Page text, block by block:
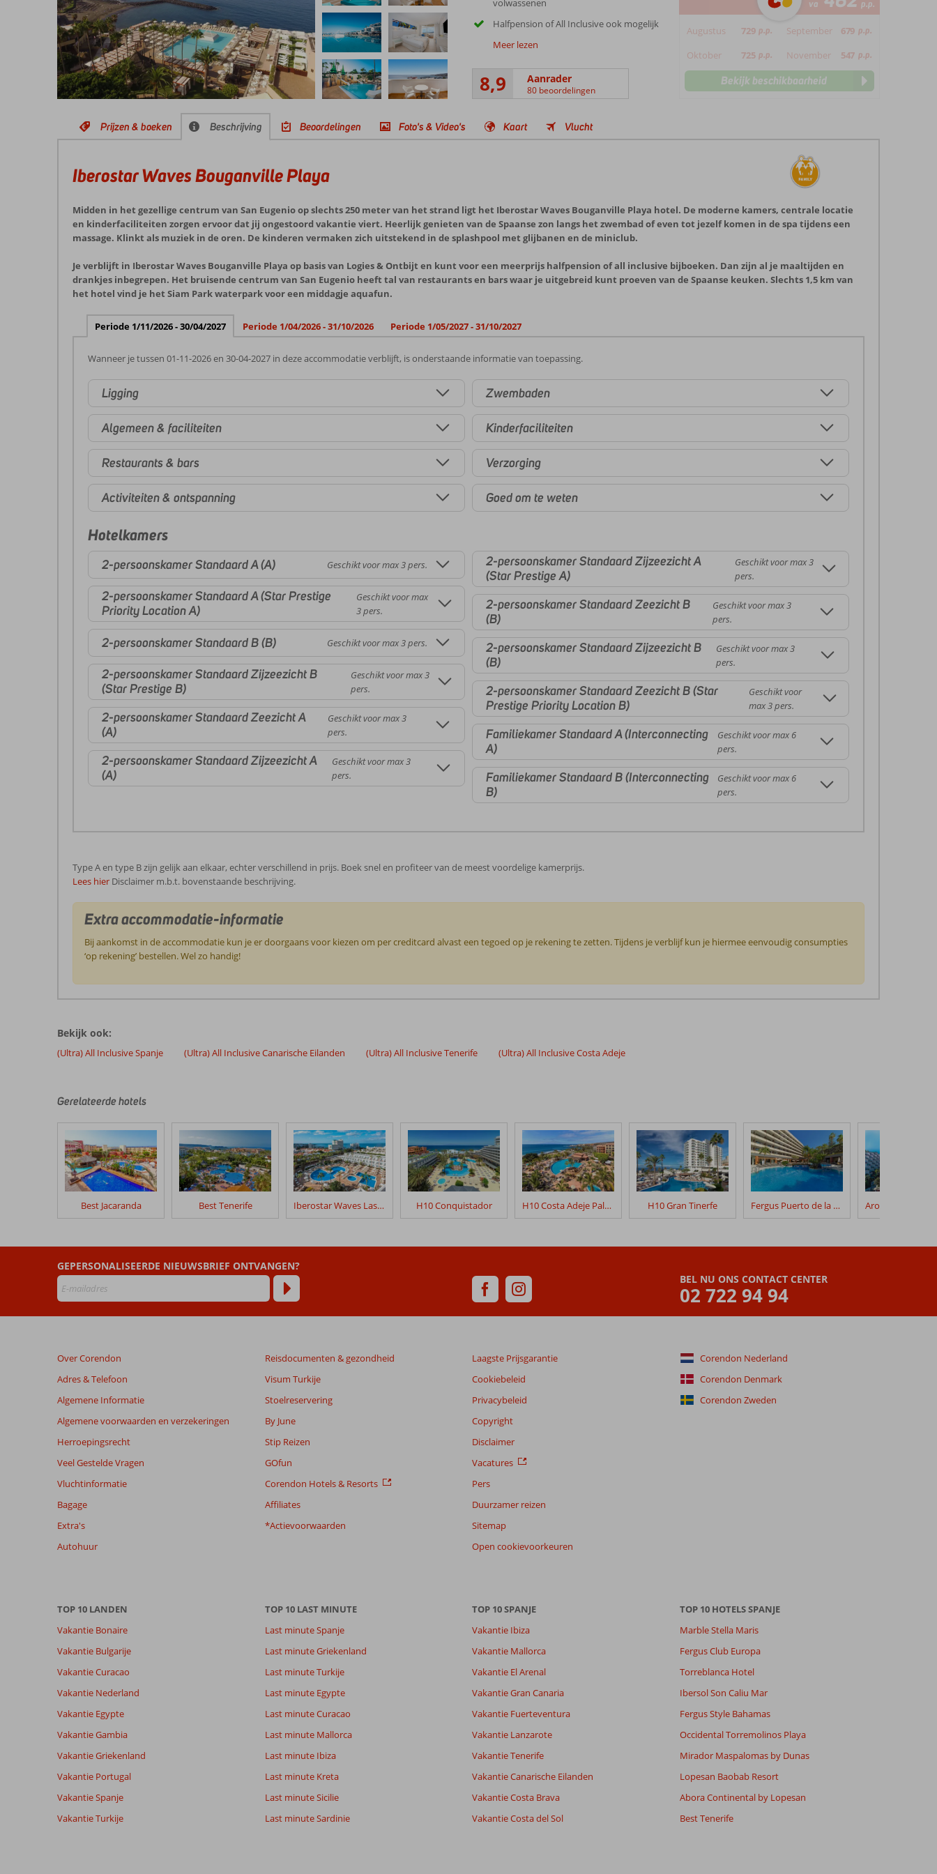
volwassenen
Halfpension of All Inclusive ook mogelijk
Meer lezen
8,9 Aanrader
80 beoordelingen
va p.p.
Augustus 729 p.p. September 679 p.p.
Oktober 725 p.p. November 547 p.p.
Bekijk beschikbaarheid
Prijzen & boeken Beschrijving Beoordelingen Foto's & Video's Kaart Vlucht
Iberostar Waves Bouganville Playa
Midden in het gezellige centrum van San Eugenio op slechts 250 meter van het strand ligt het Iberostar Waves Bouganville Playa hotel. De moderne kamers, centrale locatie
en kinderfaciliteiten zorgen ervoor dat jij ongestoord vakantie viert. Heerlijk genieten van de Spaanse zon langs het zwembad of even tot jezelf komen in de spa tijdens een
massage. Klinkt als muziek in de oren. De kinderen vermaken zich uitstekend in de splashpool met glijbanen en de miniclub.
Je verblijft in Iberostar Waves Bouganville Playa op basis van Logies & Ontbijt en kunt voor een meerprijs halfpension of all inclusive bijboeken. Dan zijn al je maaltijden en
drankjes inbegrepen. Het bruisende centrum van San Eugenio heeft tal van restaurants en bars waar je uitgebreid kunt proeven van de Spaanse keuken. Slechts 1,5 km van
het hotel vind je het Siam Park waterpark voor een middagje aquafun.
Periode 1/11/2026 - 30/04/2027 Periode 1/04/2026 - 31/10/2026 Periode 1/05/2027 - 31/10/2027
Wanneer je tussen 01-11-2026 en 30-04-2027 in deze accommodatie verblijft, is onderstaande informatie van toepassing.
Ligging
Algemeen & faciliteiten
Restaurants & bars
Activiteiten & ontspanning
Zwembaden
Kinderfaciliteiten
Verzorging
Goed om te weten
Hotelkamers
2-persoonskamer Standaard A (A) Geschikt voor max 3 pers.
2-persoonskamer Standaard A (Star Prestige
Priority Location A)
Geschikt voor max
3 pers.
2-persoonskamer Standaard B (B) Geschikt voor max 3 pers.
2-persoonskamer Standaard Zijzeezicht B
(Star Prestige B)
Geschikt voor max 3
pers.
2-persoonskamer Standaard Zeezicht A
(A)
Geschikt voor max 3
pers.
2-persoonskamer Standaard Zijzeezicht A
(A)
Geschikt voor max 3
pers.
2-persoonskamer Standaard Zijzeezicht A
(Star Prestige A)
Geschikt voor max 3
pers.
2-persoonskamer Standaard Zeezicht B
(B)
Geschikt voor max 3
pers.
2-persoonskamer Standaard Zijzeezicht B
(B)
Geschikt voor max 3
pers.
2-persoonskamer Standaard Zeezicht B (Star
Prestige Priority Location B)
Geschikt voor
max 3 pers.
Familiekamer Standaard A (Interconnecting
A)
Geschikt voor max 6
pers.
Familiekamer Standaard B (Interconnecting
B)
Geschikt voor max 6
pers.
Type A en type B zijn gelijk aan elkaar, echter verschillend in prijs. Boek snel en profiteer van de meest voordelige kamerprijs.
Lees hier Disclaimer m.b.t. bovenstaande beschrijving.
Extra accommodatie-informatie
Bij aankomst in de accommodatie kun je er doorgaans voor kiezen om per creditcard alvast een tegoed op je rekening te zetten. Tijdens je verblijf kun je hiermee eenvoudig consumpties
‘op rekening’ bestellen. Wel zo handig!
door
onze
klanten
hun
Iberostar
Waves
Bouganville
Playa
Beoordelingen
ouder
zijn
dan
48
maanden
worden
weergegeven
om
relevantie
van
getoonde
beoordelingen
garanderen.
Gebaseerd op:
808,9
Aanrader
Eten
9,2
Kindvriendelijk
9,1
Wifi kwaliteit
8,5
Ervaringen
van onze
klanten
Taal
Filter reisgezelschap
Alle
Sorteren op
datum (nieuw > oud)
9,0
Nederland
Over
Costa
Algemene indruk
Ligging
Bekijk ook:
(Ultra) All Inclusive Spanje (Ultra) All Inclusive Canarische Eilanden (Ultra) All Inclusive Tenerife (Ultra) All Inclusive Costa Adeje
Gerelateerde hotels
Best Jacaranda Best Tenerife Iberostar Waves Las Dalias H10 Conquistador H10 Costa Adeje Palace H10 Gran Tinerfe Fergus Puerto de la Cruz
BEL NU ONS CONTACT CENTER
02 722 94 94
GEPERSONALISEERDE NIEUWSBRIEF ONTVANGEN?
Over Corendon
Adres & Telefoon
Algemene Informatie
Algemene voorwaarden en verzekeringen
Herroepingsrecht
Veel Gestelde Vragen
Vluchtinformatie
Bagage
Extra's
Autohuur
Reisdocumenten & gezondheid
Visum Turkije
Stoelreservering
By June
Stip Reizen
GOfun
Corendon Hotels & Resorts
Affiliates
*Actievoorwaarden
Laagste Prijsgarantie
Cookiebeleid
Privacybeleid
Copyright
Disclaimer
Vacatures
Pers
Duurzamer reizen
Sitemap
Open cookievoorkeuren
Corendon Nederland
Corendon Denmark
Corendon Zweden
TOP 10 LANDEN
Vakantie Bonaire
Vakantie Bulgarije
Vakantie Curacao
Vakantie Nederland
Vakantie Egypte
Vakantie Gambia
Vakantie Griekenland
Vakantie Portugal
Vakantie Spanje
Vakantie Turkije
TOP 10 LAST MINUTE
Last minute Spanje
Last minute Griekenland
Last minute Turkije
Last minute Egypte
Last minute Curacao
Last minute Mallorca
Last minute Ibiza
Last minute Kreta
Last minute Sicilie
Last minute Sardinie
TOP 10 SPANJE
Vakantie Ibiza
Vakantie Mallorca
Vakantie El Arenal
Vakantie Gran Canaria
Vakantie Fuerteventura
Vakantie Lanzarote
Vakantie Tenerife
Vakantie Canarische Eilanden
Vakantie Costa Brava
Vakantie Costa del Sol
TOP 10 HOTELS SPANJE
Marble Stella Maris
Fergus Club Europa
Torreblanca Hotel
Ibersol Son Caliu Mar
Fergus Style Bahamas
Occidental Torremolinos Playa
Mirador Maspalomas by Dunas
Lopesan Baobab Resort
Abora Continental by Lopesan
Best Tenerife